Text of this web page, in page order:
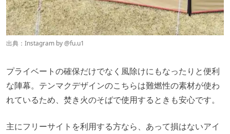
出典：Instagram by@fu.u1
プライベートの確保だけでなく風除けにもなったりと便利
な陣幕。テンマクデザインのこちらは難燃性の素材が使わ
れているため、焚き火のそばで使用するときも安心です。
主にフリーサイトを利用する方なら、あって損はないアイ